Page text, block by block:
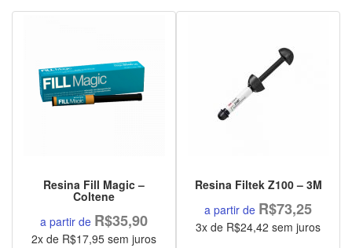
Resina Fill Magic –
Coltene
a partir de R$35,90
2x de R$17,95 sem juros
Resina Filtek Z100 – 3M
a partir de R$73,25
3x de R$24,42 sem juros